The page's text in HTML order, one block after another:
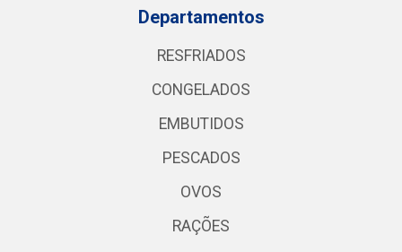
Departamentos
RESFRIADOS
CONGELADOS
EMBUTIDOS
PESCADOS
OVOS
RAÇÕES